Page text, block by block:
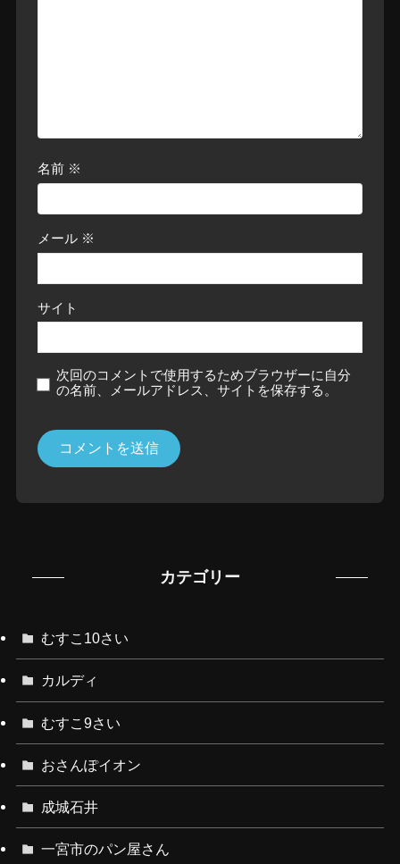
名前 ※
メール ※
サイト
次回のコメントで使用するためブラウザーに自分
の名前、メールアドレス、サイトを保存する。
カテゴリー
むすこ10さい
カルディ
むすこ9さい
おさんぽイオン
成城石井
一宮市のパン屋さん